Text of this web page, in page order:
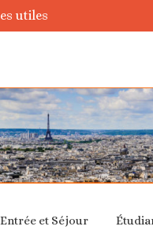
utiles
Entrée et Séjour